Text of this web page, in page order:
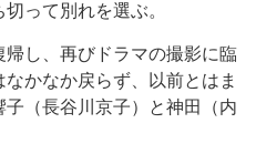
って別れを選ぶ。
し、再びドラマの撮影に臨
かなか戻らず、以前とはま
（長谷川京子）と神田（内